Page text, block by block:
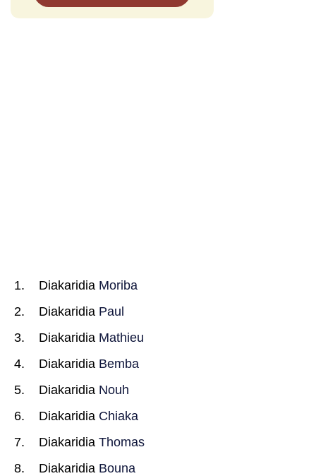
Diakaridia Moriba
Diakaridia Paul
Diakaridia Mathieu
Diakaridia Bemba
Diakaridia Nouh
Diakaridia Chiaka
Diakaridia Thomas
Diakaridia Bouna